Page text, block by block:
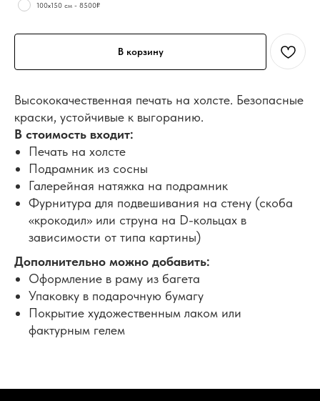
100х150 см - 8500₽
В корзину
Высококачественная печать на холсте. Безопасные
краски, устойчивые к выгоранию.
В стоимость входит:
Печать на холсте
Подрамник из сосны
Галерейная натяжка на подрамник
Фурнитура для подвешивания на стену (скоба
«крокодил» или струна на D-кольцах в
зависимости от типа картины)
Дополнительно можно добавить:
Оформление в раму из багета
Упаковку в подарочную бумагу
Покрытие художественным лаком или
фактурным гелем